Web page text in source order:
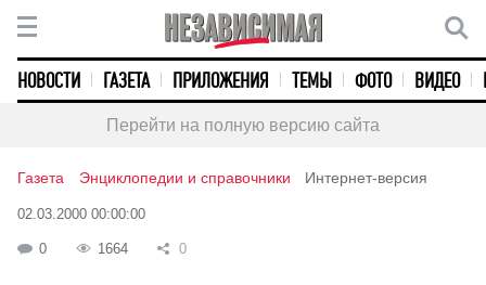
НОВОСТИ ГАЗЕТА ПРИЛОЖЕНИЯ ТЕМЫ ФОТО ВИДЕО
Перейти на полную версию сайта
Газета Энциклопедии и справочники Интернет-версия
02.03.2000 00:00:00
0 1664 0